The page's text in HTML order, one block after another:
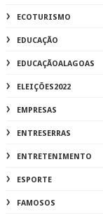
ECOTURISMO
EDUCAÇÃO
EDUCAÇÃOALAGOAS
ELEIÇÕES2022
EMPRESAS
ENTRESERRAS
ENTRETENIMENTO
ESPORTE
FAMOSOS